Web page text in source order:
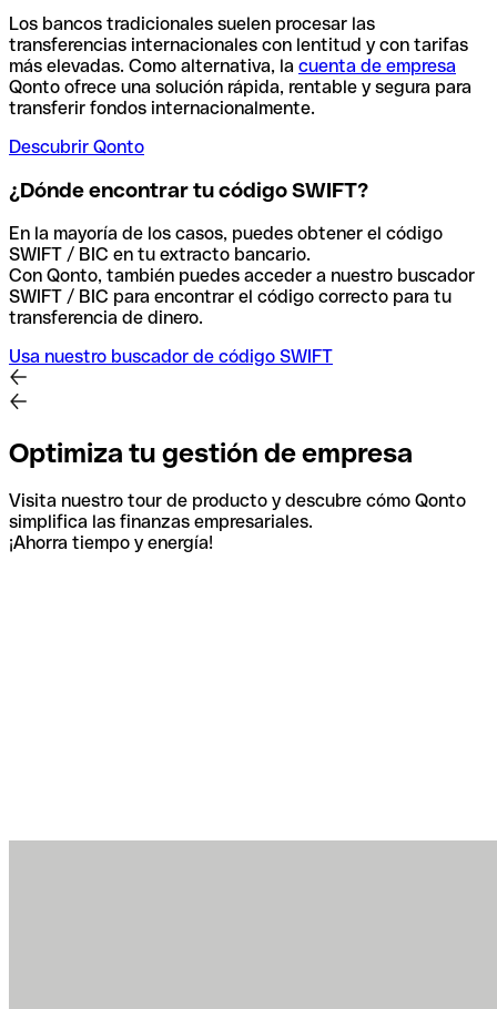
Los bancos tradicionales suelen procesar las
transferencias internacionales con lentitud y con tarifas
más elevadas. Como alternativa, la cuenta de empresa
Qonto ofrece una solución rápida, rentable y segura para
transferir fondos internacionalmente.
Descubrir Qonto
¿Dónde encontrar tu código SWIFT?
En la mayoría de los casos, puedes obtener el código
SWIFT / BIC en tu extracto bancario.
Con Qonto, también puedes acceder a nuestro buscador
SWIFT / BIC para encontrar el código correcto para tu
transferencia de dinero.
Usa nuestro buscador de código SWIFT
Optimiza tu gestión de empresa
Visita nuestro tour de producto y descubre cómo Qonto
simplifica las finanzas empresariales.
¡Ahorra tiempo y energía!